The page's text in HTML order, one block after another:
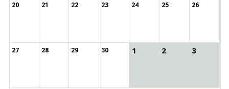
20 21 22 23 24 25 26
27 28 29 30 1 2 3